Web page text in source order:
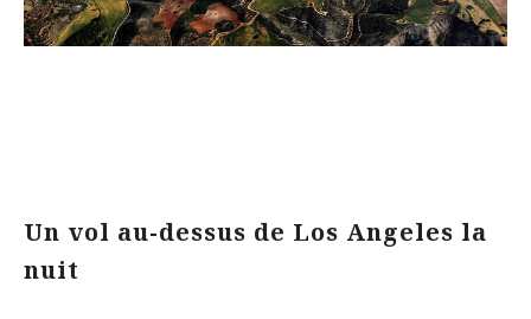
Un vol au-dessus de Los Angeles la
nuit